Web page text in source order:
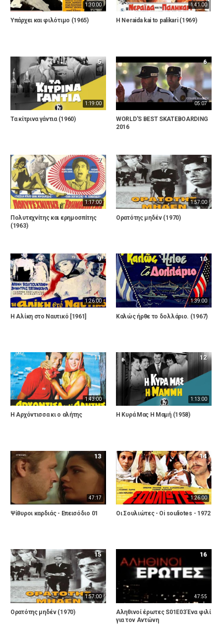
1:30:00
Υπάρχει και φιλότιμο (1965)
1:41:00
H Neraida kai to palikari (1969)
1:19:00
5
Τα κίτρινα γάντια (1960)
05:07
6
WORLD'S BEST SKATEBOARDING
2016
1:17:00
7
Πολυτεχνίτης και ερημοσπίτης
(1963)
1:57:00
8
Ορατότης μηδέν (1970)
1:26:00
9
Η Αλίκη στο Ναυτικό [1961]
1:39:00
10
Καλώς ήρθε το δολλάριο. (1967)
1:43:00
11
Η Αρχόντισσα κι ο αλήτης
1:13:00
12
Η Κυρά Μας Η Μαμή (1958)
47:17
13
Ψίθυροι καρδιάς - Επεισόδιο 01
1:26:00
14
Οι Σουλιώτες - Oi souliotes - 1972
1:57:00
15
Ορατότης μηδέν (1970)
47:55
16
Αληθινοί έρωτες S01E03 Ένα φιλί
για τον Αντώνη